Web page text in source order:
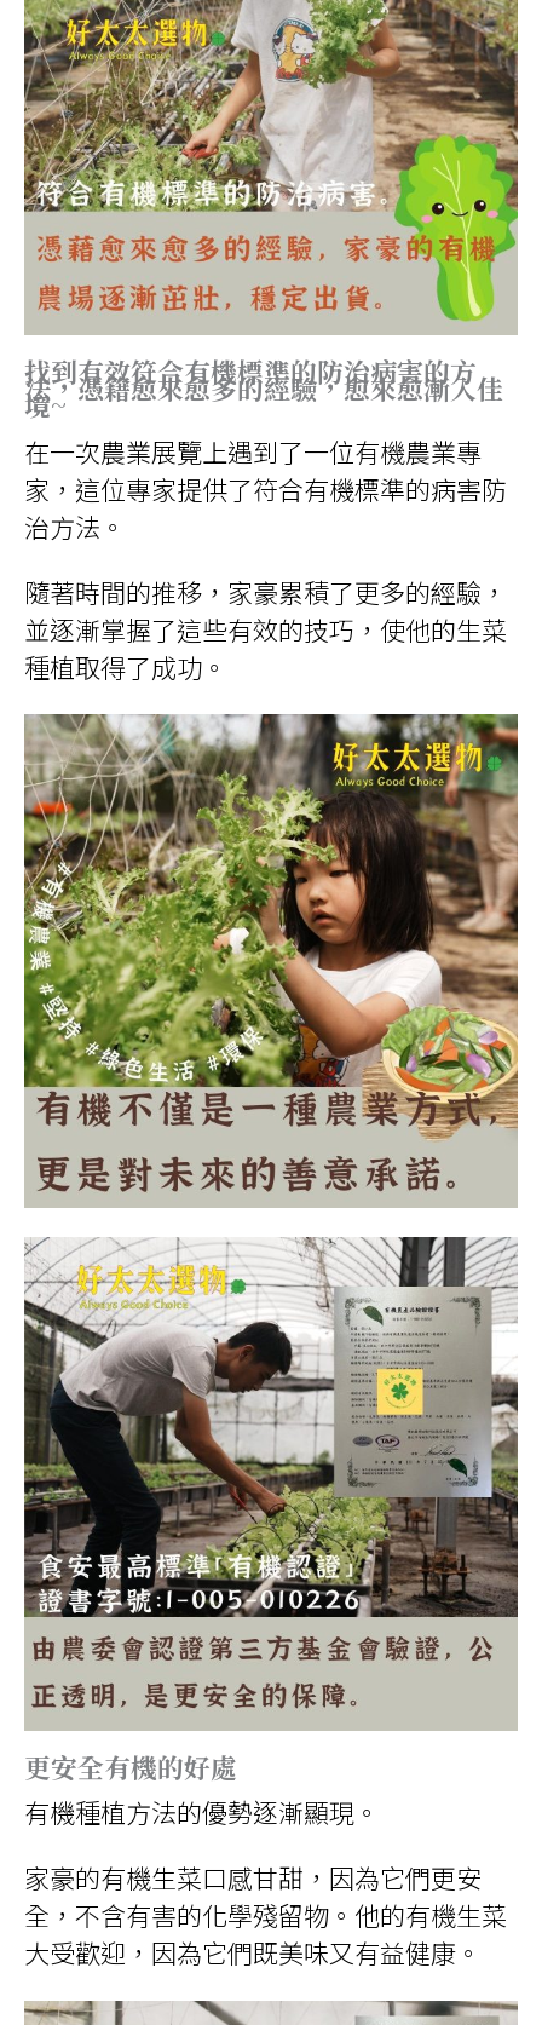
找到有效符合有機標準的防治病害的方
法，憑籍愈來愈多的經驗，愈來愈漸入佳
境~
在一次農業展覽上遇到了一位有機農業專
家，這位專家提供了符合有機標準的病害防
治方法。
隨著時間的推移，家豪累積了更多的經驗，
並逐漸掌握了這些有效的技巧，使他的生菜
種植取得了成功。
更安全有機的好處
有機種植方法的優勢逐漸顯現。
家豪的有機生菜口感甘甜，因為它們更安
全，不含有害的化學殘留物。他的有機生菜
大受歡迎，因為它們既美味又有益健康。